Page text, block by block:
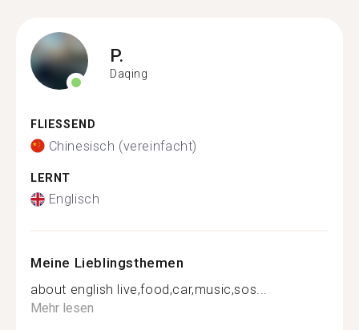
P.
Daqing
FLIESSEND
Chinesisch (vereinfacht)
LERNT
Englisch
Meine Lieblingsthemen
about english live,food,car,music,sos...
Mehr lesen